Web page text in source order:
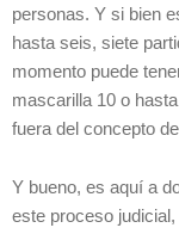
personas. Y si bien
hasta seis, siete
momento puede
mascarilla 10 o
fuera del concepto
Y bueno, es aquí a
este proceso